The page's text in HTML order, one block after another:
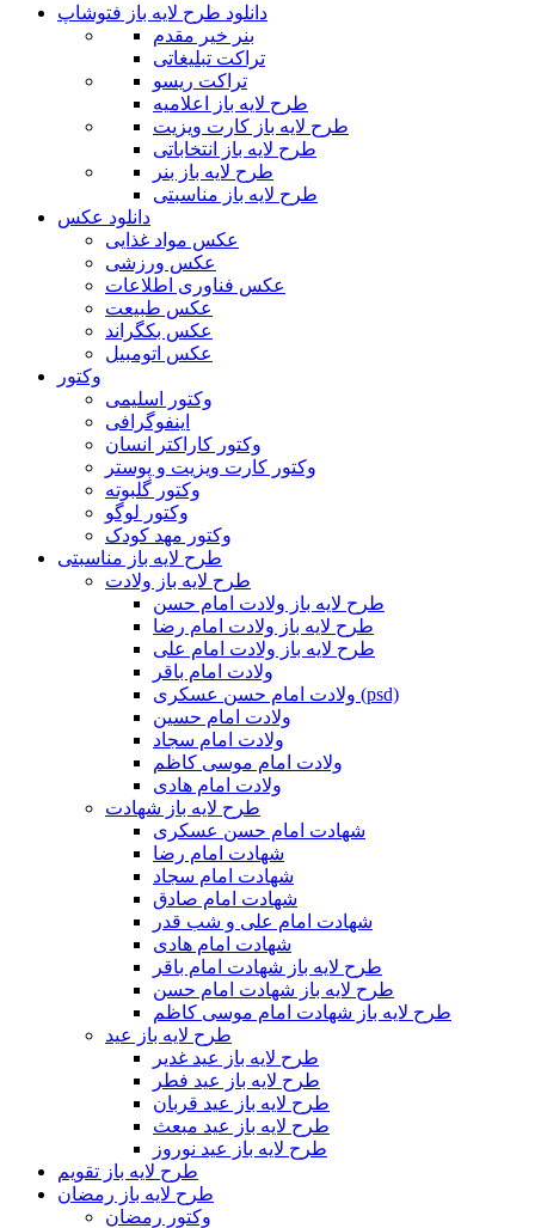
دانلود طرح لایه باز فتوشاپ
بنر خیر مقدم
تراکت تبلیغاتی
تراکت ریسو
طرح لایه باز اعلامیه
طرح لایه باز کارت ویزیت
طرح لایه باز انتخاباتی
طرح لایه باز بنر
طرح لایه باز مناسبتی
دانلود عکس
عکس مواد غذایی
عکس ورزشی
عکس فناوری اطلاعات
عکس طبیعت
عکس بکگراند
عکس اتومبیل
وکتور
وکتور اسلیمی
اینفوگرافی
وکتور کاراکتر انسان
وکتور کارت ویزیت و پوستر
وکتور گلبوته
وکتور لوگو
وکتور مهد کودک
طرح لایه باز مناسبتی
طرح لایه باز ولادت
طرح لایه باز ولادت امام حسن
طرح لایه باز ولادت امام رضا
طرح لایه باز ولادت امام علی
ولادت امام باقر
ولادت امام حسن عسکری (psd)
ولادت امام حسین
ولادت امام سجاد
ولادت امام موسی کاظم
ولادت امام هادی
طرح لایه باز شهادت
شهادت امام حسن عسکری
شهادت امام رضا
شهادت امام سجاد
شهادت امام صادق
شهادت امام علی و شب قدر
شهادت امام هادی
طرح لایه باز شهادت امام باقر
طرح لایه باز شهادت امام حسن
طرح لایه باز شهادت امام موسی کاظم
طرح لایه باز عید
طرح لایه باز عید غدیر
طرح لایه باز عید فطر
طرح لایه باز عید قربان
طرح لایه باز عید مبعث
طرح لایه باز عید نوروز
طرح لایه باز تقویم
طرح لایه باز رمضان
وکتور رمضان